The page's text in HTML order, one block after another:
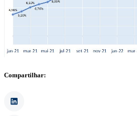
Compartilhar: